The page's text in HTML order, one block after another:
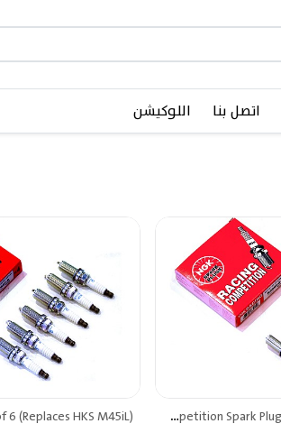
اتصل بنا اللوكيشن
NGK Racing Competition Spark Plugs R2556G-9 Set of 4